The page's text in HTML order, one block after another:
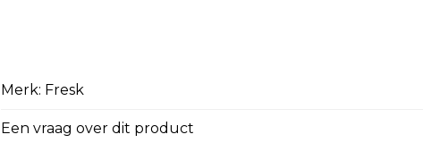
Merk: Fresk
Een vraag over dit product